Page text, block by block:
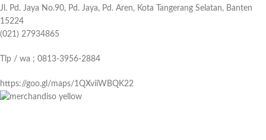
Jl. Pd. Jaya No.90, Pd. Jaya, Pd. Aren, Kota Tangerang Selatan, Banten
15224
(021) 27934865
Tlp / wa ; 0813-3956-2884
https://goo.gl/maps/1QXviiWBQK22